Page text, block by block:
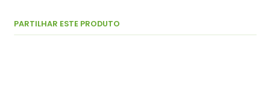
PARTILHAR ESTE PRODUTO